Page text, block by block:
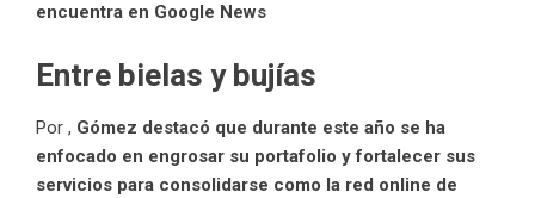
encuentra en Google News
Entre bielas y bujías
Por , Gómez destacó que durante este año se ha
enfocado en engrosar su portafolio y fortalecer sus
servicios para consolidarse como la red online de